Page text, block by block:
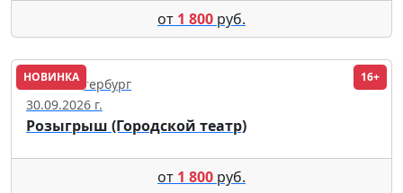
от 1 800 руб.
НОВИНКА 16+
Санкт-Петербург
30.09.2026 г.
Розыгрыш (Городской театр)
от 1 800 руб.